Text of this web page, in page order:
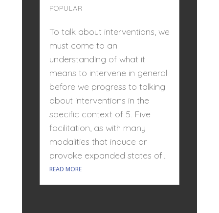
POPULAR
To talk about interventions, we
must come to an
understanding of what it
means to intervene in general
before we progress to talking
about interventions in the
specific context of 5. Five
facilitation, as with many
modalities that induce or
provoke expanded states of...
READ MORE